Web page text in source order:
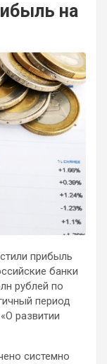
на
прибыль
банки
рублей по
период
развитии
системно